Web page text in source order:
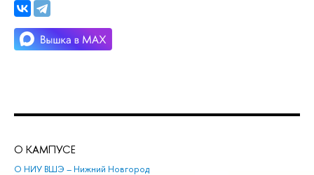
О КАМПУСЕ
О НИУ ВШЭ – Нижний Новгород